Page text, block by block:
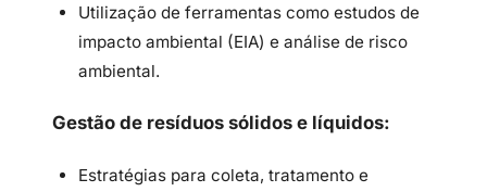
Utilização de ferramentas como estudos de
impacto ambiental (EIA) e análise de risco
ambiental.
Gestão de resíduos sólidos e líquidos:
Estratégias para coleta, tratamento e